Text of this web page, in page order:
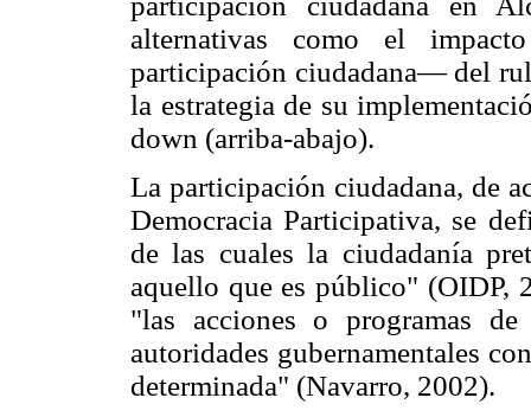
alternativas como el
participación ciudadana— del
la estrategia de su
down (arriba-abajo).
La participación ciudadana, de
Democracia Participativa, se
de las cuales la ciudadanía
aquello que es público" (OIDP,
"las acciones o programas
autoridades gubernamentales
determinada" (Navarro, 2002).